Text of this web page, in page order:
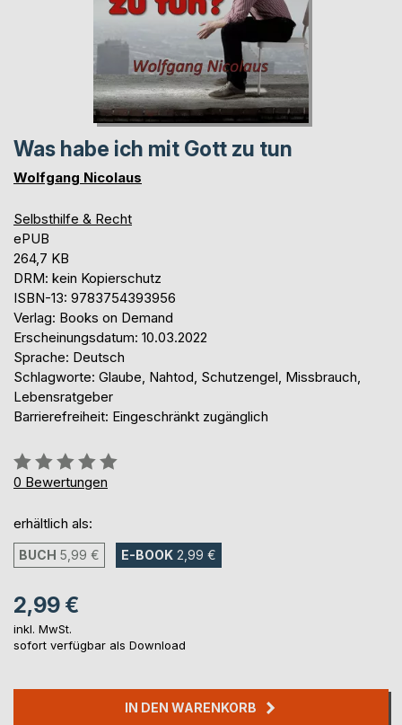
Was habe ich mit Gott zu tun
Wolfgang Nicolaus
Selbsthilfe & Recht
ePUB
264,7 KB
DRM: kein Kopierschutz
ISBN-13: 9783754393956
Verlag: Books on Demand
Erscheinungsdatum: 10.03.2022
Sprache: Deutsch
Schlagworte: Glaube, Nahtod, Schutzengel, Missbrauch,
Lebensratgeber
Barrierefreiheit: Eingeschränkt zugänglich
Bewertung::
0%
0 Bewertungen
erhältlich als:
BUCH 5,99 € E-BOOK 2,99 €
2,99 €
inkl. MwSt.
sofort verfügbar als Download
IN DEN WARENKORB